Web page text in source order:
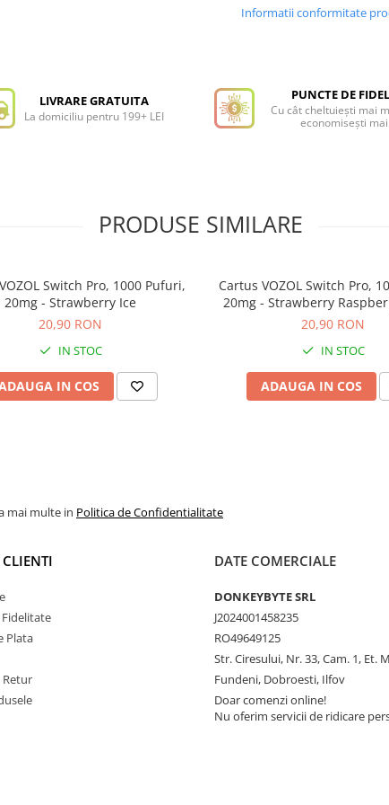
Informatii conformitate
LIVRARE GRATUITA
La domiciliu pentru 199+ LEI
PUNCTE DE
Cu cât cheltuiești mai
economisești
PRODUSE SIMILARE
Switch Pro, 1000 Pufuri,
20mg - Strawberry Ice
20,90 RON
IN STOC
IN COS
Cartus VOZOL Switch Pro,
20mg - Strawberry
20,90 RON
IN STOC
ADAUGA IN COS
mai multe in Politica de Confidentialitate
Plata
Retur
DATE COMERCIALE
DONKEYBYTE SRL
J2024001458235
RO49649125
Str. Ciresului, Nr. 33, Cam. 1, Et.
Fundeni, Dobroesti, Ilfov
Doar comenzi online!
Nu oferim servicii de ridicare